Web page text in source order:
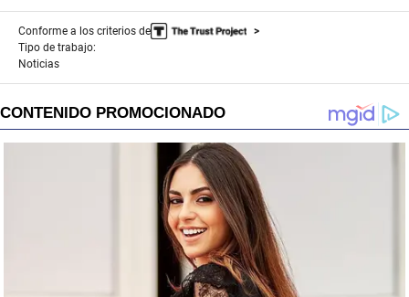
Conforme a los criterios de
Tipo de trabajo:
Noticias